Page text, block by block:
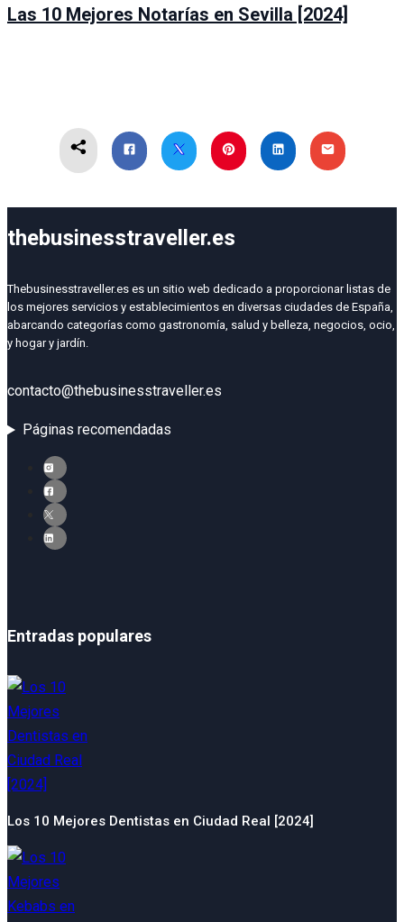
Las 10 Mejores Notarías en Sevilla [2024]
thebusinesstraveller.es
Thebusinesstraveller.es es un sitio web dedicado a proporcionar listas de
los mejores servicios y establecimientos en diversas ciudades de España,
abarcando categorías como gastronomía, salud y belleza, negocios, ocio,
y hogar y jardín.
contacto@thebusinesstraveller.es
Páginas recomendadas
Entradas populares
Los 10 Mejores Dentistas en Ciudad Real [2024]